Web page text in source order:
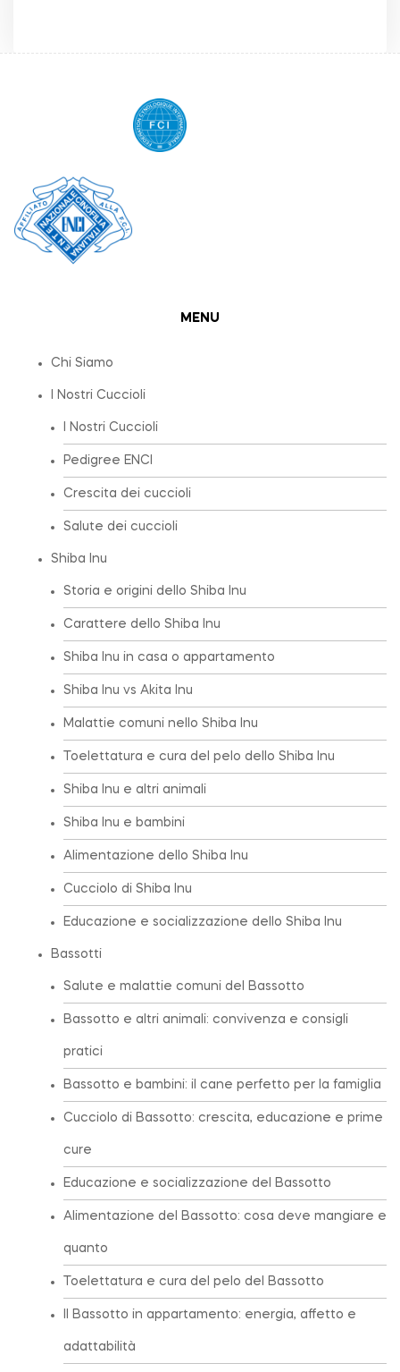
MENU
Chi Siamo
I Nostri Cuccioli
I Nostri Cuccioli
Pedigree ENCI
Crescita dei cuccioli
Salute dei cuccioli
Shiba Inu
Storia e origini dello Shiba Inu
Carattere dello Shiba Inu
Shiba Inu in casa o appartamento
Shiba Inu vs Akita Inu
Malattie comuni nello Shiba Inu
Toelettatura e cura del pelo dello Shiba Inu
Shiba Inu e altri animali
Shiba Inu e bambini
Alimentazione dello Shiba Inu
Cucciolo di Shiba Inu
Educazione e socializzazione dello Shiba Inu
Bassotti
Salute e malattie comuni del Bassotto
Bassotto e altri animali: convivenza e consigli
pratici
Bassotto e bambini: il cane perfetto per la famiglia
Cucciolo di Bassotto: crescita, educazione e prime
cure
Educazione e socializzazione del Bassotto
Alimentazione del Bassotto: cosa deve mangiare e
quanto
Toelettatura e cura del pelo del Bassotto
Il Bassotto in appartamento: energia, affetto e
adattabilità